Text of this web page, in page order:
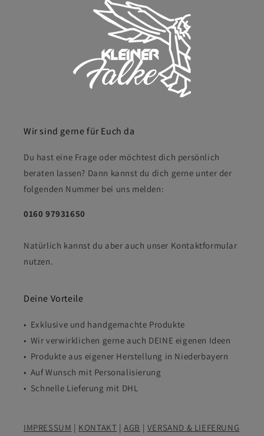
Wir sind gerne für Euch da
Du hast eine Frage oder möchtest dich persönlich
beraten lassen? Dann kannst du dich gerne unter der
folgenden Nummer bei uns melden:
0160 97931650
Natürlich kannst du aber auch unser Kontaktformular
nutzen.
Deine Vorteile
• Exklusive und handgemachte Produkte
• Wir verwirklichen gerne auch DEINE eigenen Ideen
• Produkte aus eigener Herstellung in Niederbayern
• Auf Wunsch mit Personalisierung
• Schnelle Lieferung mit DHL
IMPRESSUM | KONTAKT |AGB | VERSAND & LIEFERUNG